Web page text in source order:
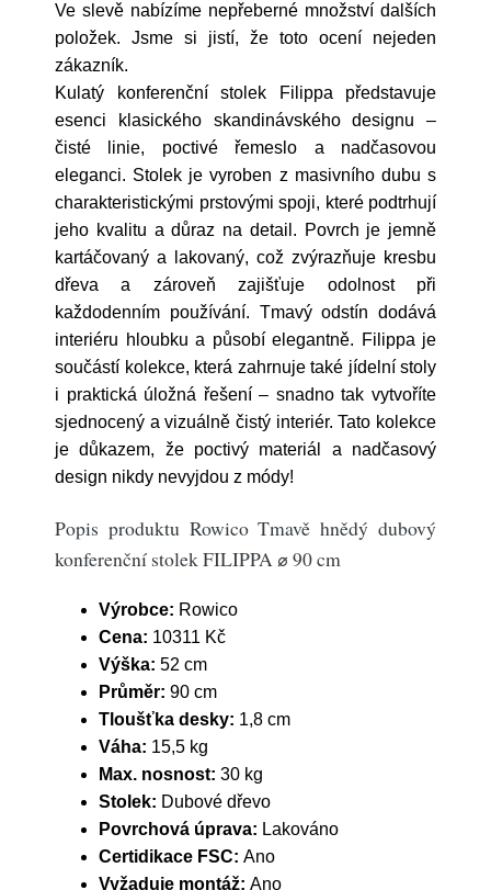
Ve slevě nabízíme nepřeberné množství dalších
položek. Jsme si jistí, že toto ocení nejeden
zákazník.
Kulatý konferenční stolek Filippa představuje
esenci klasického skandinávského designu –
čisté linie, poctivé řemeslo a nadčasovou
eleganci. Stolek je vyroben z masivního dubu s
charakteristickými prstovými spoji, které podtrhují
jeho kvalitu a důraz na detail. Povrch je jemně
kartáčovaný a lakovaný, což zvýrazňuje kresbu
dřeva a zároveň zajišťuje odolnost při
každodenním používání. Tmavý odstín dodává
interiéru hloubku a působí elegantně. Filippa je
součástí kolekce, která zahrnuje také jídelní stoly
i praktická úložná řešení – snadno tak vytvoříte
sjednocený a vizuálně čistý interiér. Tato kolekce
je důkazem, že poctivý materiál a nadčasový
design nikdy nevyjdou z módy!
Popis produktu Rowico Tmavě hnědý dubový
konferenční stolek FILIPPA ⌀ 90 cm
Výrobce: Rowico
Cena: 10311 Kč
Výška: 52 cm
Průměr: 90 cm
Tloušťka desky: 1,8 cm
Váha: 15,5 kg
Max. nosnost: 30 kg
Stolek: Dubové dřevo
Povrchová úprava: Lakováno
Certidikace FSC: Ano
Vyžaduje montáž: Ano